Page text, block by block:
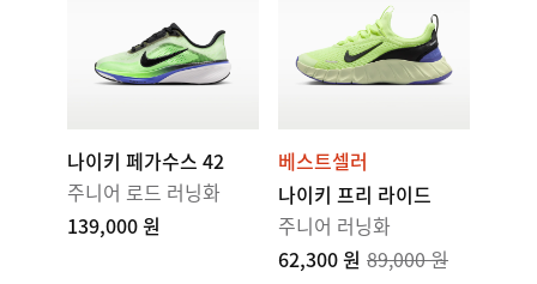
나이키 페가수스 42
주니어 로드 러닝화
139,000 원
베스트셀러
나이키 프리 라이드
주니어 러닝화
62,300 원 89,000 원